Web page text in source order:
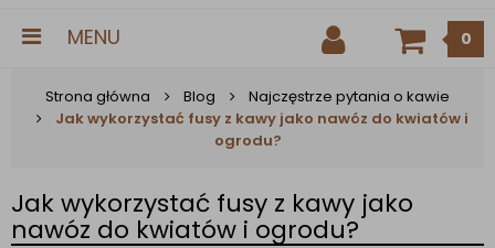
MENU 0
Strona główna Blog
Najczęstrze pytania o kawie
Jak wykorzystać fusy z kawy jako nawóz do kwiatów i
ogrodu?
Jak wykorzystać fusy z kawy jako
nawóz do kwiatów i ogrodu?